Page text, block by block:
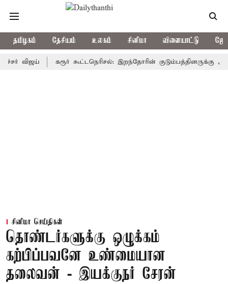
தமிழகம் தேசியம் உலகம் சினிமா விளையாட்டு
கரூர் கூட்டநெரிசல்: இறந்தோரின் குடும்பத்தினருக்கு
சினிமா செய்திகள்
தொண்டர்களுக்கு ஒழுக்கம்
கற்பிப்பவனே உண்மையான
தலைவன் - இயக்குநர் சேரன்